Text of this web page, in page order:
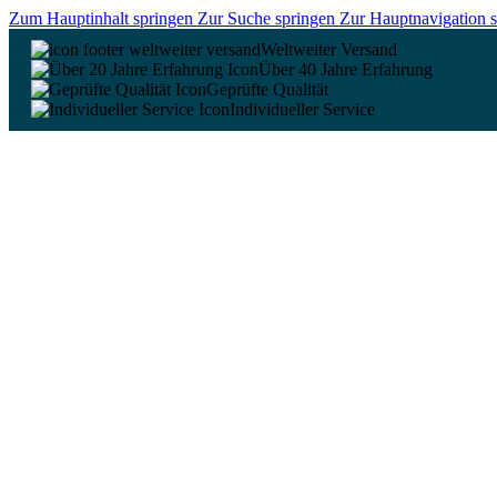
Zum Hauptinhalt springen Zur Suche springen Zur Hauptnavigation
Weltweiter Versand
Über 40 Jahre Erfahrung
Geprüfte Qualität
Individueller Service